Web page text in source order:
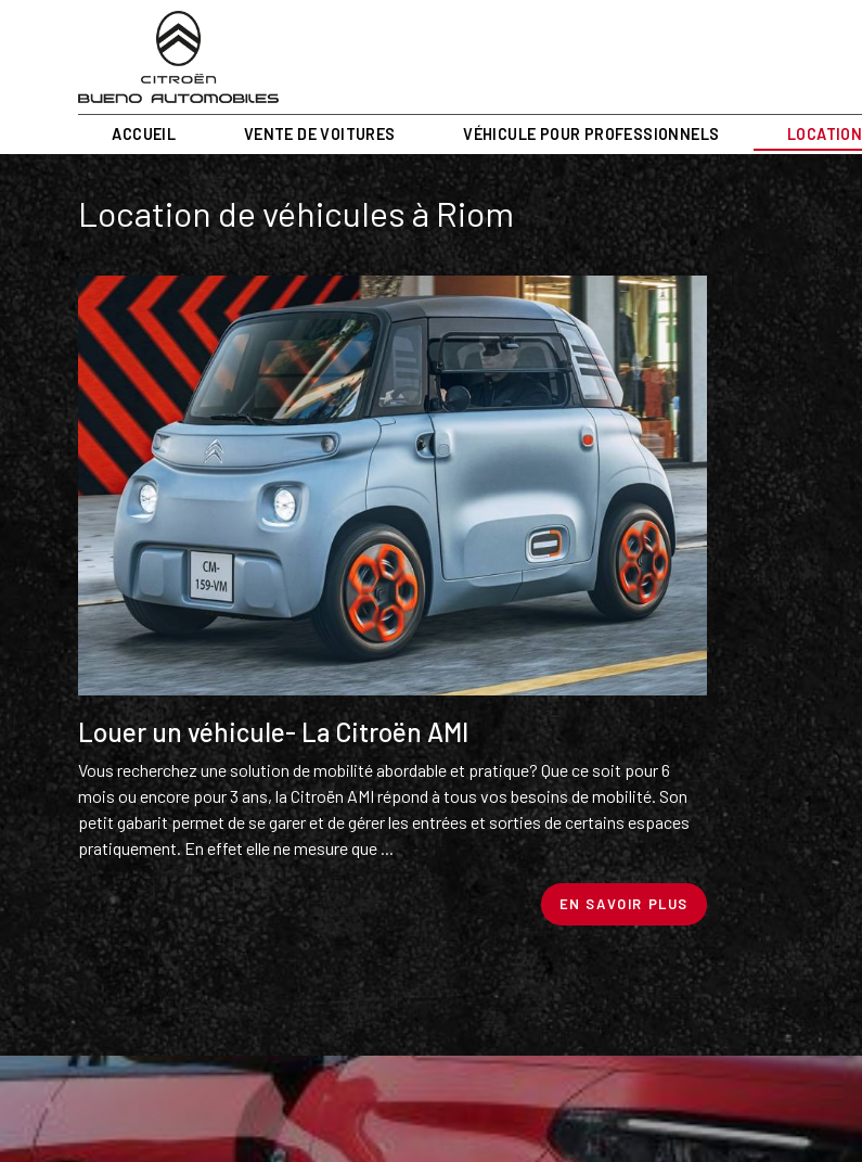
ACCUEIL VENTE DE VOITURES VÉHICULE POUR PROFESSIONNELS LOCATION
Location de véhicules à Riom
Louer un véhicule- La Citroën AMI
Vous recherchez une solution de mobilité abordable et pratique? Que ce soit pour 6
mois ou encore pour 3 ans, la Citroën AMI répond à tous vos besoins de mobilité. Son
petit gabarit permet de se garer et de gérer les entrées et sorties de certains espaces
pratiquement. En effet elle ne mesure que ...
EN SAVOIR PLUS
Panneau de gestion des cookies